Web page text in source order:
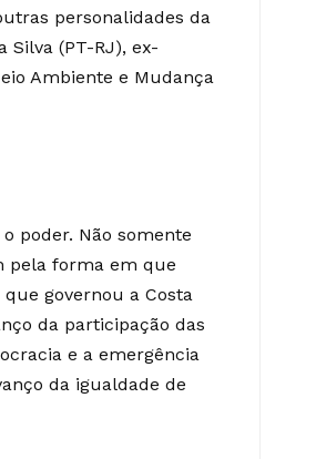
personalidades da
(PT-RJ), ex-
Ambiente e Mudança
poder. Não somente
pela forma em que
governou a Costa
da participação das
e a emergência
da igualdade de